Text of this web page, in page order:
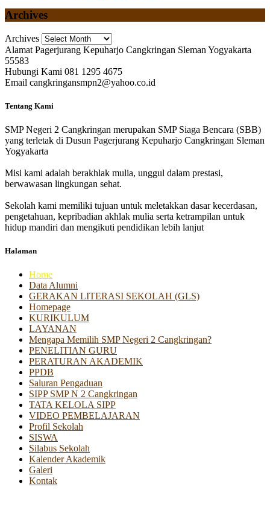
Archives
Archives
Alamat Pagerjurang Kepuharjo Cangkringan Sleman Yogyakarta
55583
Hubungi Kami 081 1295 4675
Email cangkringansmpn2@yahoo.co.id
Tentang Kami
SMP Negeri 2 Cangkringan merupakan SMP Siaga Bencara (SBB)
yang terletak di Dusun Pagerjurang Kepuharjo Cangkringan Sleman
Yogyakarta
Misi kami adalah berakhlak mulia, unggul dalam prestasi,
berwawasan lingkungan sehat.
Sekolah kami memiliki tujuan untuk meletakkan dasar kecerdasan,
pengetahuan, kepribadian akhlak mulia serta ketrampilan untuk
hidup mandiri dan mengikuti pendidikan lebih lanjut
Halaman
Home
Data Alumni
GERAKAN LITERASI SEKOLAH (GLS)
Homepage
KURIKULUM
LAYANAN
Mengapa Memilih SMP Negeri 2 Cangkringan?
PENELITIAN GURU
PERATURAN AKADEMIK
PPDB
Saluran Pengaduan
SIPP SMP N 2 Cangkringan
TATA KELOLA SIPP
VIDEO PEMBELAJARAN
Profil Sekolah
SISWA
Silabus Sekolah
Kalender Akademik
Galeri
Kontak